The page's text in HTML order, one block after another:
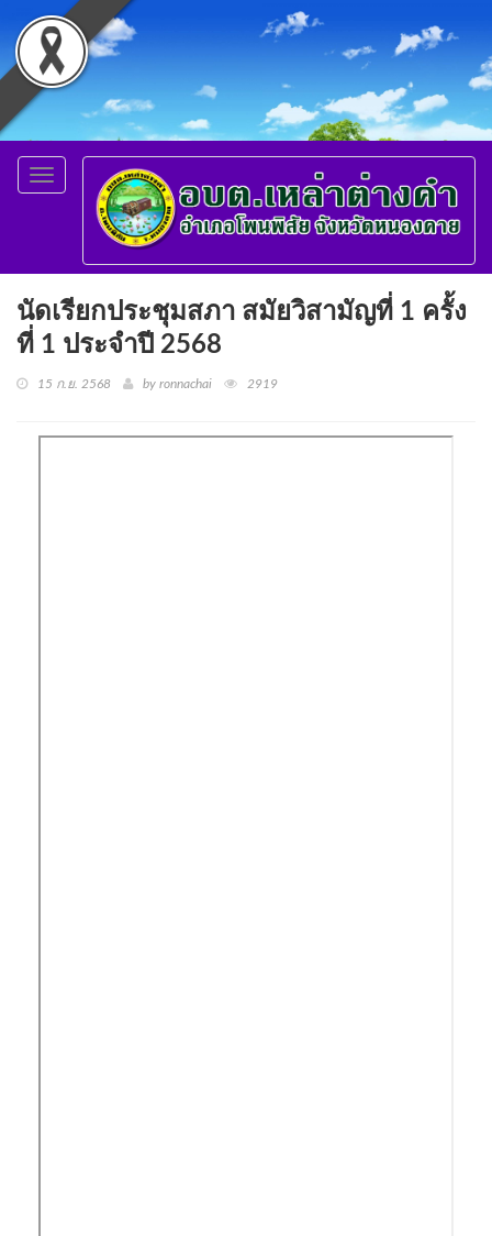
Toggle
navigation
นัดเรียกประชุมสภา สมัยวิสามัญที่ 1 ครั้ง
ที่ 1 ประจำปี 2568
15 ก.ย. 2568 by ronnachai 2919